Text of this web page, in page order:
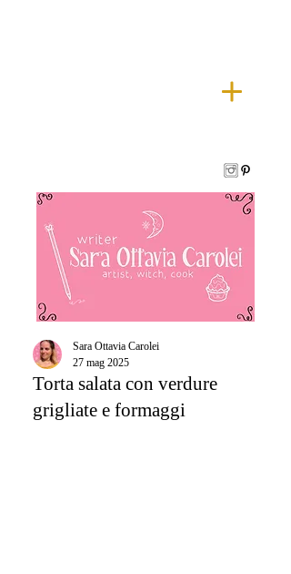
Torta salata con verdure
grigliate e formaggi
Sara Ottavia Carolei
27 mag 2025